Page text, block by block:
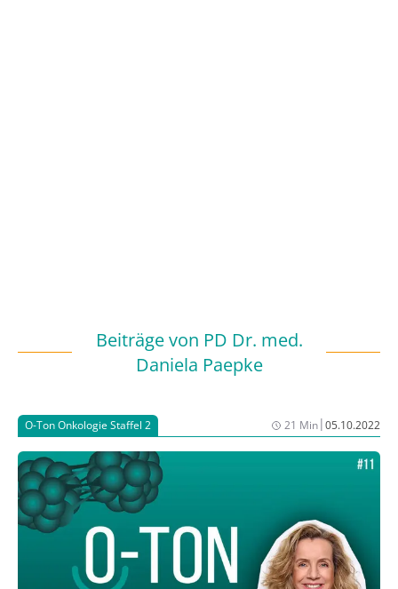
Beiträge von PD Dr. med.
Daniela Paepke
O-Ton Onkologie Staffel 2 21 Min|05.10.2022